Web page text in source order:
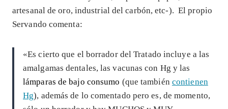
artesanal de oro, industrial del carbón, etc-). El propio
Servando comenta:
«Es cierto que el borrador del Tratado incluye a las
amalgamas dentales, las vacunas con Hg y las
lámparas de bajo consumo (que también contienen
Hg), además de lo comentado pero es, de momento,